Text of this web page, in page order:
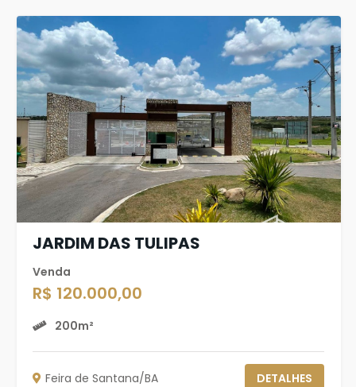
JARDIM DAS TULIPAS
Venda
R$ 120.000,00
200m²
Feira de Santana/BA DETALHES